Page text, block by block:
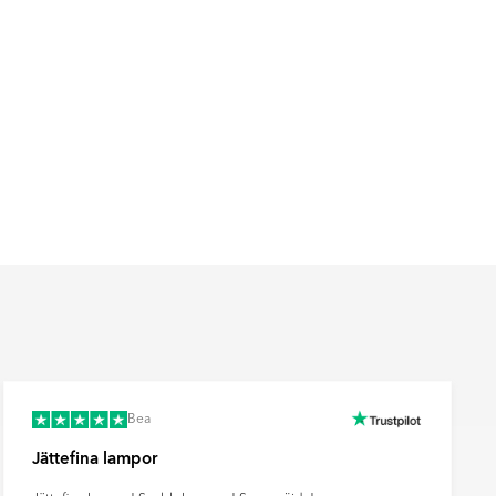
Bea
Jättefina lampor